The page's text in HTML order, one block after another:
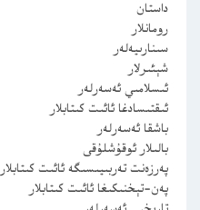
داستان
رومانلار
سىنارىيەلەر
شېئىرلار
ئىسلامىي ئەسەرلەر
ئىقتىسادغا ئائىت كىتابلار
باشقا ئەسەرلەر
بالىلار ئوقۇشلۇقى
پەرزەنت تەربىيىسىگە ئائىت كىتابلار
پەن-تېخنىكىغا ئائىت كىتابلار